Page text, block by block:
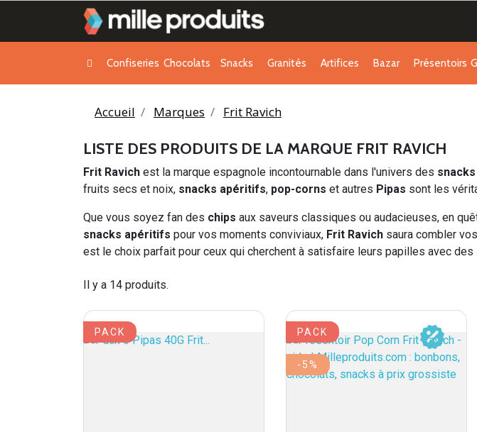
Confiseries Chocolats Snacks Granités Artifices Bazar Présentoirs
Accueil Marques Frit Ravich
LISTE DES PRODUITS DE LA MARQUE FRIT RAVICH
Frit Ravich est la marque espagnole incontournable dans l'univers des
fruits secs et noix, snacks apéritifs, pop-corns et autres Pipas sont les
Que vous soyez fan des chips aux saveurs classiques ou audacieuses, en
snacks apéritifs pour vos moments conviviaux, Frit Ravich saura combler
est le choix parfait pour ceux qui cherchent à satisfaire leurs papilles avec des
Il y a 14 produits.
PACK PACK
-5%